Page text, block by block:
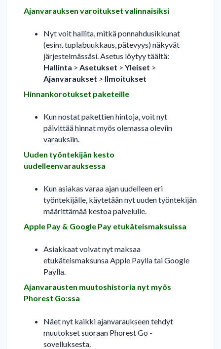
Ajanvarauksen varoitukset valinnaisiksi
Nyt voit hallita, mitkä ponnahdusikkunat
(esim. tuplabuukkaus, pätevyys) näkyvät
järjestelmässäsi. Asetus löytyy täältä:
Hallinta > Asetukset > Yleiset >
Ajanvaraukset > Ilmoitukset
Hinnankorotukset paketeille
Kun nostat pakettien hintoja, voit nyt
päivittää hinnat myös olemassa oleviin
varauksiin.
Uuden työntekijän kesto
uudelleenvarauksessa
Kun asiakas varaa ajan uudelleen eri
työntekijälle, käytetään nyt uuden työntekijän
määrittämää kestoa palvelulle.
Apple Pay & Google Pay etukäteismaksuissa
Asiakkaat voivat nyt maksaa
etukäteismaksunsa Apple Paylla tai Google
Paylla.
Ajanvarausten muutoshistoria nyt myös
Phorest Go:ssa
Näet nyt kaikki ajanvaraukseen tehdyt
muutokset suoraan Phorest Go -
sovelluksesta.